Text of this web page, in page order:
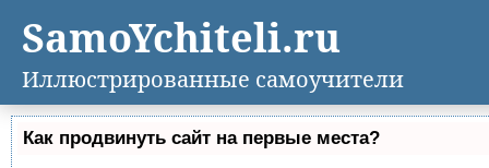
Как продвинуть сайт на первые места?
SamoYchiteli.ru
Иллюстрированные самоучители